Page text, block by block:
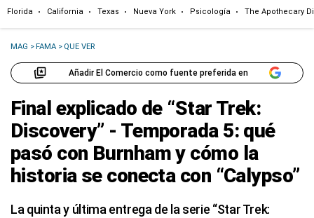
Florida California Texas Nueva York Psicología The Apothecary
MAG >FAMA > QUE VER
Añadir El Comercio como fuente preferida en
Final explicado de “Star Trek:
Discovery” - Temporada 5: qué
pasó con Burnham y cómo la
historia se conecta con “Calypso”
La quinta y última entrega de la serie “Star Trek: